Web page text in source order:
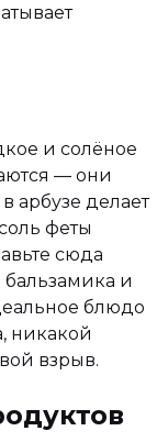
и солёное
— они
арбузе делает
феты
сюда
бальзамика и
блюдо
никакой
взрыв.